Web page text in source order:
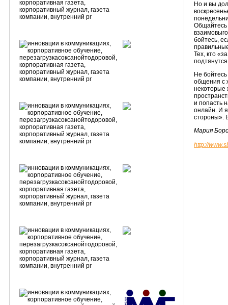
Но и вы
Общайтесь
бойтесь,
Тех, кто
Не
общения с
некоторые
и попасть
онлайн. И
стороны».
Мария
http://